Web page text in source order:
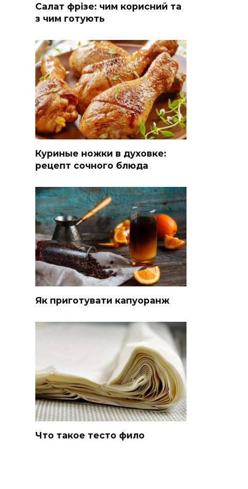
Салат фрізе: чим корисний та
з чим готують
Куриные ножки в духовке:
рецепт сочного блюда
Як приготувати капуоранж
Что такое тесто фило